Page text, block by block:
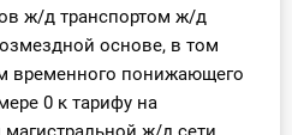
ж/д транспортом ж/д
основе, в том
временного понижающего
0 к тарифу на